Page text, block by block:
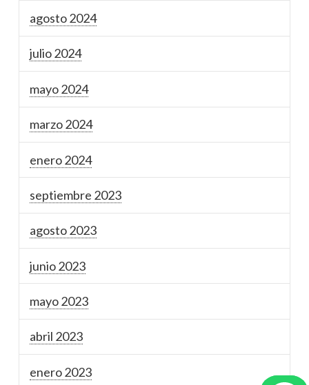
agosto 2024
julio 2024
mayo 2024
marzo 2024
enero 2024
septiembre 2023
agosto 2023
junio 2023
mayo 2023
abril 2023
enero 2023